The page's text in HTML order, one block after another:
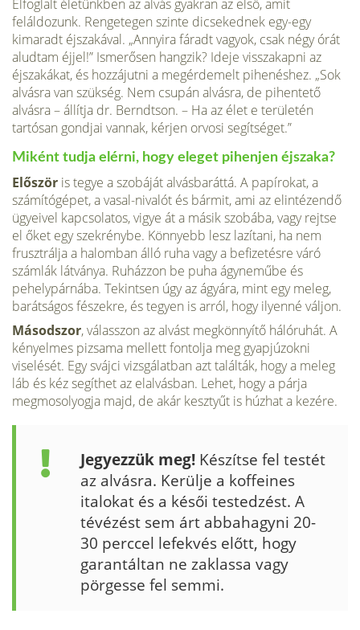
Elfoglalt életünkben az alvás gyakran az első, amit
feláldozunk. Rengetegen szinte dicsekednek egy-egy
kimaradt éjszakával. „Annyira fáradt vagyok, csak négy órát
aludtam éjjel!” Ismerősen hangzik? Ideje visszakapni az
éjszakákat, és hozzájutni a megérdemelt pihenéshez. „Sok
alvásra van szükség. Nem csupán al­vásra, de pihentető
alvásra – állítja dr. Berndtson. – Ha az élet e területén
tartósan gondjai vannak, kérjen orvosi segítséget.”
Miként tudja elérni, hogy eleget pihenjen éjszaka?
Először is tegye a szobáját alvásbaráttá. A papírokat, a
számítógépet, a vasal-nivalót és bármit, ami az elintézendő
ügyeivel kapcsolatos, vigye át a másik szo­bába, vagy rejtse
el őket egy szekrénybe. Könnyebb lesz lazítani, ha nem
fruszt­rálja a halomban álló ruha vagy a befizetésre váró
számlák látványa. Ruházzon be puha ágyneműbe és
pehelypárnába. Tekintsen úgy az ágyára, mint egy meleg,
barátságos fészekre, és tegyen is arról, hogy ilyenné váljon.
Másodszor, válasszon az alvást megkönnyítő hálóruhát. A
kényelmes pizsama mellett fontolja meg gyapjúzokni
viselését. Egy svájci vizsgálatban azt találták, hogy a meleg
láb és kéz segíthet az elalvásban. Lehet, hogy a párja
megmoso­lyogja majd, de akár kesztyűt is húzhat a kezére.
Jegyezzük meg! Készítse fel testét
az alvásra. Kerülje a koffeines
italokat és a késői testedzést. A
tévézést sem árt abbahagyni 20-
30 perccel lefekvés előtt, hogy
garantáltan ne zaklassa vagy
pörgesse fel semmi.